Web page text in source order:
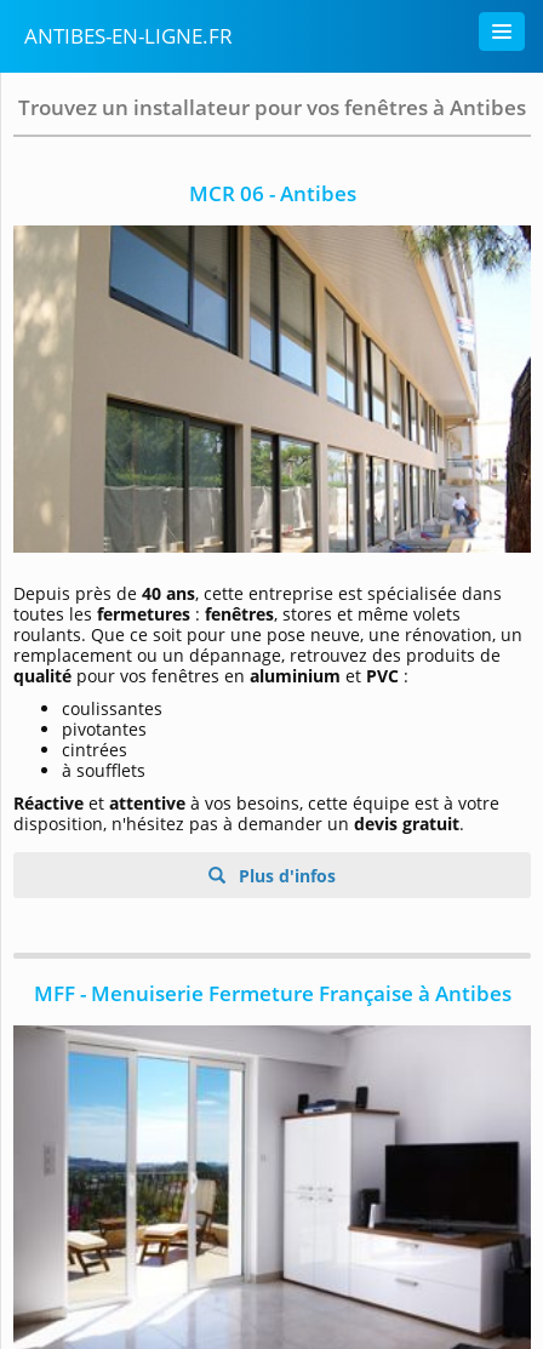
ANTIBES-EN-LIGNE.FR
Trouvez un installateur pour vos fenêtres à Antibes
MCR 06 - Antibes
Depuis près de 40 ans, cette entreprise est spécialisée dans
toutes les fermetures : fenêtres, stores et même volets
roulants. Que ce soit pour une pose neuve, une rénovation, un
remplacement ou un dépannage, retrouvez des produits de
qualité pour vos fenêtres en aluminium et PVC :
coulissantes
pivotantes
cintrées
à soufflets
Réactive et attentive à vos besoins, cette équipe est à votre
disposition, n'hésitez pas à demander un devis gratuit.
Plus d'infos
MFF - Menuiserie Fermeture Française à Antibes